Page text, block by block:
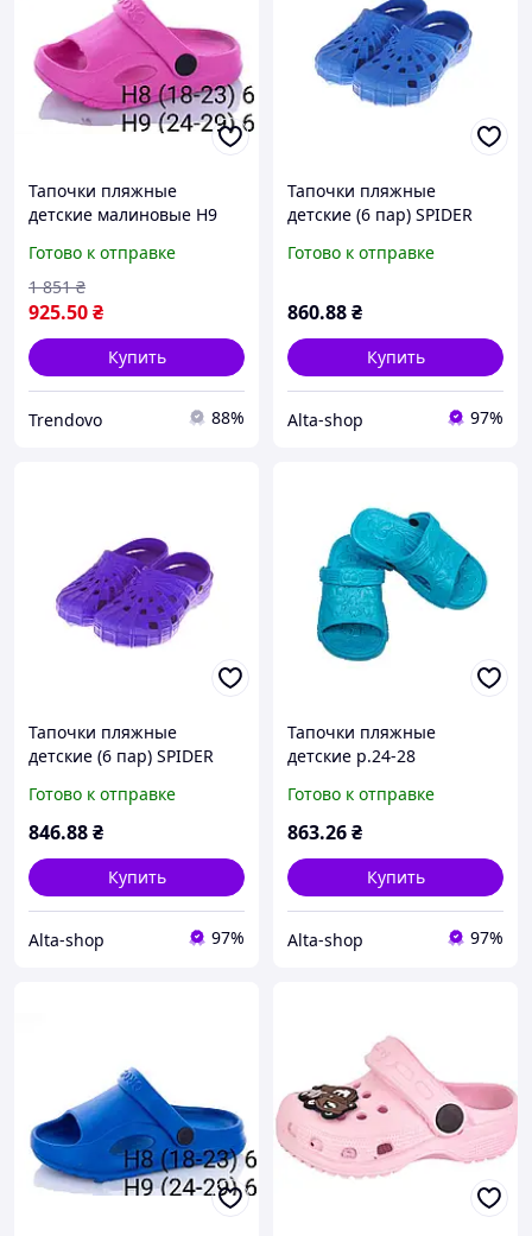
Тапочки пляжные
детские малиновые H9
антискользящей
подошвой
Готово к отправке
925.50₴
1 851 ₴
Купить
Trendovo 88%
Тапочки пляжные
детские (6 пар) SPIDER
CROSS
Готово к отправке
860.88₴
Купить
Alta-shop 97%
Тапочки пляжные
детские (6 пар) SPIDER
016 ТМ CROSS
Готово к отправке
846.88₴
Купить
Alta-shop 97%
Тапочки пляжные
детские р.24-28
ПД-01 ТМ DREAM-STAN
Готово к отправке
863.26₴
Купить
Alta-shop 97%